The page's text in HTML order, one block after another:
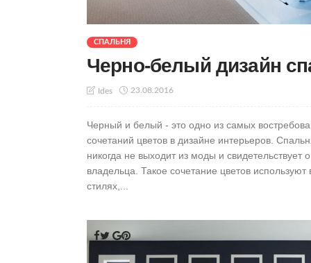
СПАЛЬНЯ
Черно-белый дизайн
Ides 23.08.2016
Черный и белый - это одно из самых
сочетаний цветов в дизайне интерьеров.
никогда не выходит из моды и свидетельствует
владельца. Такое сочетание цветов
стилях,...